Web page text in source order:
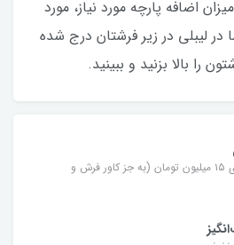
اضافه پارچه مورد نیاز، مورد
در لیبلی در زیر فرشتان درج شده
را بالا بزنید و ببینید.
برای خرید بالای ۱۵ میلیون تومان (به جز کاور فرش و